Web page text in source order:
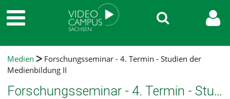
Medien
Forschungsseminar - 4. Termin - Studien der
Medienbildung II
Forschungsseminar - 4. Termin - Studien der Medienbildung II